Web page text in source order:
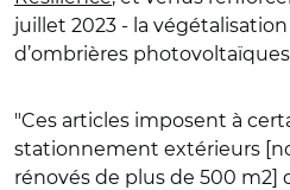
juillet 2023 - la
d’ombrières
"Ces articles imposent à
stationnement extérieurs
rénovés de plus de 500 m2]